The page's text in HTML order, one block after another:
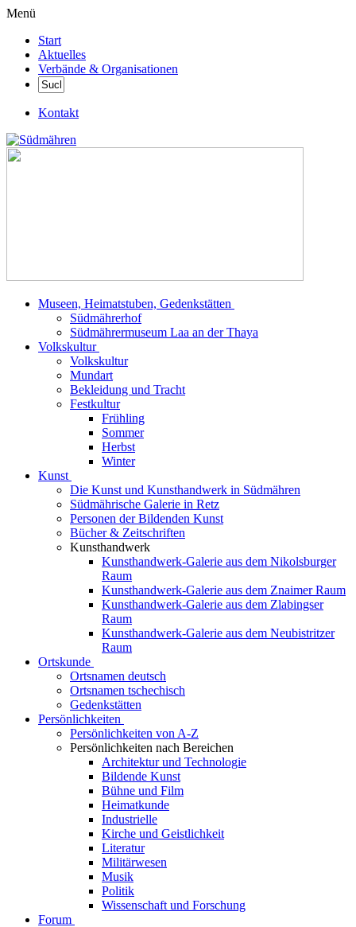
Menü
Start
Aktuelles
Verbände & Organisationen
Kontakt
Museen, Heimatstuben, Gedenkstätten
Südmährerhof
Südmährermuseum Laa an der Thaya
Volkskultur
Volkskultur
Mundart
Bekleidung und Tracht
Festkultur
Frühling
Sommer
Herbst
Winter
Kunst
Die Kunst und Kunsthandwerk in Südmähren
Südmährische Galerie in Retz
Personen der Bildenden Kunst
Bücher & Zeitschriften
Kunsthandwerk
Kunsthandwerk-Galerie aus dem Nikolsburger
Raum
Kunsthandwerk-Galerie aus dem Znaimer Raum
Kunsthandwerk-Galerie aus dem Zlabingser
Raum
Kunsthandwerk-Galerie aus dem Neubistritzer
Raum
Ortskunde
Ortsnamen deutsch
Ortsnamen tschechisch
Gedenkstätten
Persönlichkeiten
Persönlichkeiten von A-Z
Persönlichkeiten nach Bereichen
Architektur und Technologie
Bildende Kunst
Bühne und Film
Heimatkunde
Industrielle
Kirche und Geistlichkeit
Literatur
Militärwesen
Musik
Politik
Wissenschaft und Forschung
Forum